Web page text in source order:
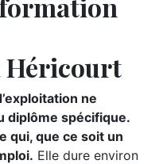
Héricourt
ne
diplôme spécifique.
qui, que ce soit un
Elle dure environ